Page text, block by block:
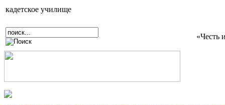
кадетское училище
«Честь